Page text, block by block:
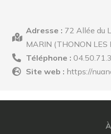
Adresse : 72 Allée du
MARIN (THONON LES
Téléphone :
Site web : https://